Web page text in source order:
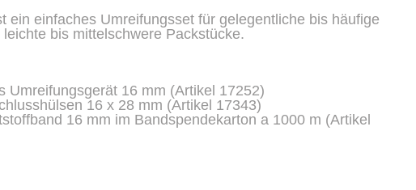
ein einfaches Umreifungsset für gelegentliche bis häufige
bis mittelschwere Packstücke.
Umreifungsgerät 16 mm (Artikel 17252)
16 x 28 mm (Artikel 17343)
16 mm im Bandspendekarton a 1000 m (Artikel